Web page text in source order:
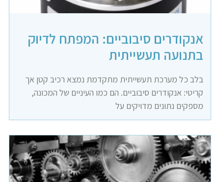
אנקודרים סיבוביים: המפתח לדיוק
בתנועה תעשייתית
בלב כל מערכת תעשייתית מתקדמת נמצא רכיב קטן אך
קריטי: אנקודרים סיבוביים. הם כמו העיניים של המכונה,
מספקים נתונים מדויקים על